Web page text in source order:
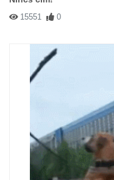
15551 0